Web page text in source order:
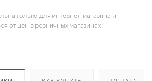
только для интернет-магазина и
от цен в розничных магазинах